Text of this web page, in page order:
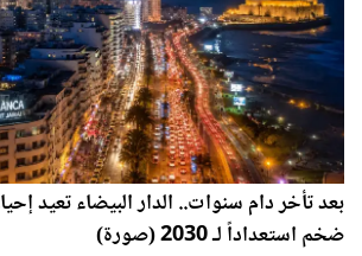
بعد تأخر دام سنوات.. الدار البيضاء تعيد
ضخم استعداداً لـ 2030 (صورة)